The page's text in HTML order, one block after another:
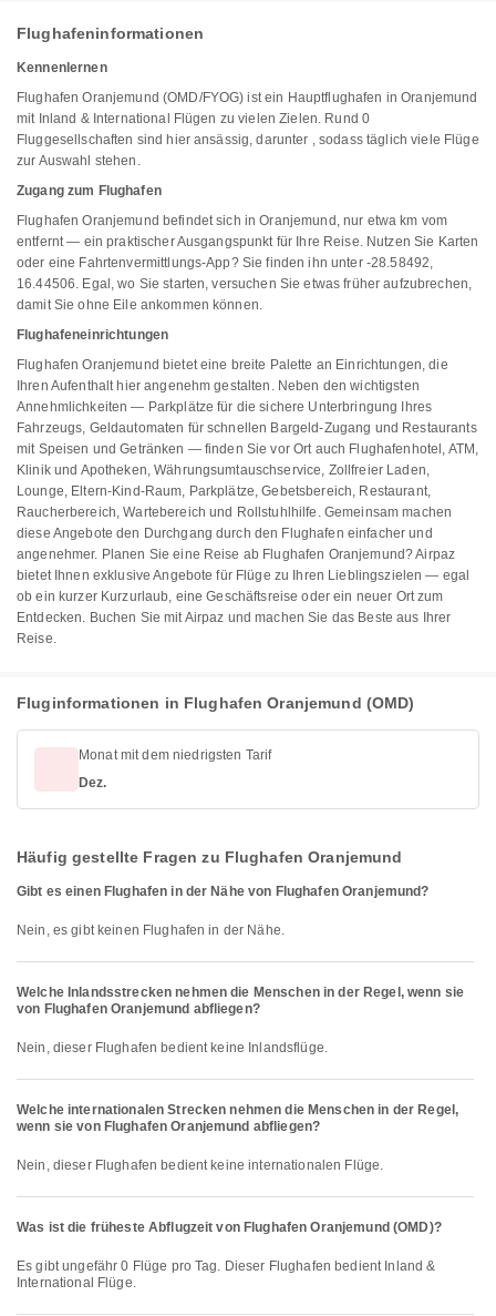
Flughafeninformationen
Kennenlernen
Flughafen Oranjemund (OMD/FYOG) ist ein Hauptflughafen in Oranjemund
mit Inland & International Flügen zu vielen Zielen. Rund 0
Fluggesellschaften sind hier ansässig, darunter , sodass täglich viele Flüge
zur Auswahl stehen.
Zugang zum Flughafen
Flughafen Oranjemund befindet sich in Oranjemund, nur etwa km vom
entfernt — ein praktischer Ausgangspunkt für Ihre Reise. Nutzen Sie Karten
oder eine Fahrtenvermittlungs-App? Sie finden ihn unter -28.58492,
16.44506. Egal, wo Sie starten, versuchen Sie etwas früher aufzubrechen,
damit Sie ohne Eile ankommen können.
Flughafeneinrichtungen
Flughafen Oranjemund bietet eine breite Palette an Einrichtungen, die
Ihren Aufenthalt hier angenehm gestalten. Neben den wichtigsten
Annehmlichkeiten — Parkplätze für die sichere Unterbringung Ihres
Fahrzeugs, Geldautomaten für schnellen Bargeld-Zugang und Restaurants
mit Speisen und Getränken — finden Sie vor Ort auch Flughafenhotel, ATM,
Klinik und Apotheken, Währungsumtauschservice, Zollfreier Laden,
Lounge, Eltern-Kind-Raum, Parkplätze, Gebetsbereich, Restaurant,
Raucherbereich, Wartebereich und Rollstuhlhilfe. Gemeinsam machen
diese Angebote den Durchgang durch den Flughafen einfacher und
angenehmer. Planen Sie eine Reise ab Flughafen Oranjemund? Airpaz
bietet Ihnen exklusive Angebote für Flüge zu Ihren Lieblingszielen — egal
ob ein kurzer Kurzurlaub, eine Geschäftsreise oder ein neuer Ort zum
Entdecken. Buchen Sie mit Airpaz und machen Sie das Beste aus Ihrer
Reise.
Fluginformationen in Flughafen Oranjemund (OMD)
Monat mit dem niedrigsten Tarif
Dez.
Häufig gestellte Fragen zu Flughafen Oranjemund
Gibt es einen Flughafen in der Nähe von Flughafen Oranjemund?
Nein, es gibt keinen Flughafen in der Nähe.
Welche Inlandsstrecken nehmen die Menschen in der Regel, wenn sie
von Flughafen Oranjemund abfliegen?
Nein, dieser Flughafen bedient keine Inlandsflüge.
Welche internationalen Strecken nehmen die Menschen in der Regel,
wenn sie von Flughafen Oranjemund abfliegen?
Nein, dieser Flughafen bedient keine internationalen Flüge.
Was ist die früheste Abflugzeit von Flughafen Oranjemund (OMD)?
Es gibt ungefähr 0 Flüge pro Tag. Dieser Flughafen bedient Inland &
International Flüge.